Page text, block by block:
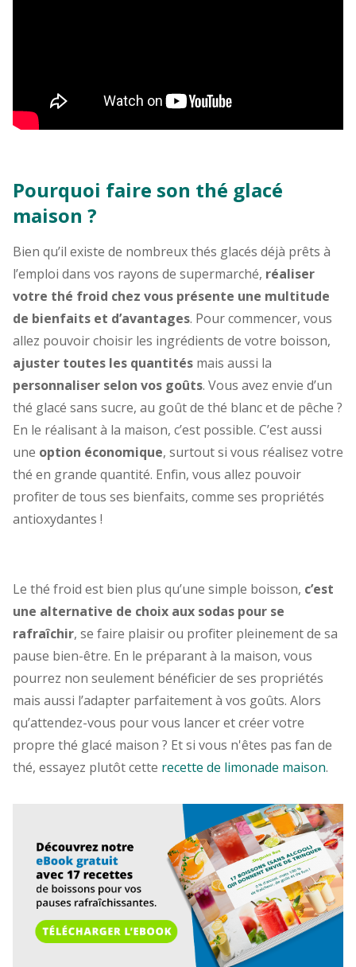
Pourquoi faire son thé glacé
maison ?
Bien qu’il existe de nombreux thés glacés déjà prêts à
l’emploi dans vos rayons de supermarché, réaliser
votre thé froid chez vous présente une multitude
de bienfaits et d’avantages. Pour commencer, vous
allez pouvoir choisir les ingrédients de votre boisson,
ajuster toutes les quantités mais aussi la
personnaliser selon vos goûts. Vous avez envie d’un
thé glacé sans sucre, au goût de thé blanc et de pêche ?
En le réalisant à la maison, c’est possible. C’est aussi
une option économique, surtout si vous réalisez votre
thé en grande quantité. Enfin, vous allez pouvoir
profiter de tous ses bienfaits, comme ses propriétés
antioxydantes !
Le thé froid est bien plus qu’une simple boisson, c’est
une alternative de choix aux sodas pour se
rafraîchir, se faire plaisir ou profiter pleinement de sa
pause bien-être. En le préparant à la maison, vous
pourrez non seulement bénéficier de ses propriétés
mais aussi l’adapter parfaitement à vos goûts. Alors
qu’attendez-vous pour vous lancer et créer votre
propre thé glacé maison ? Et si vous n'êtes pas fan de
thé, essayez plutôt cette recette de limonade maison.